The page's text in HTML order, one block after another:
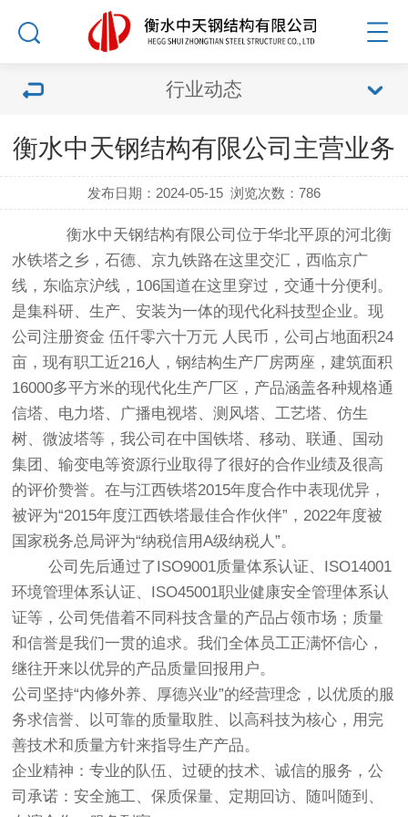
行业动态
衡水中天钢结构有限公司主营业务
发布日期：2024-05-15 浏览次数：786
衡水中天钢结构有限公司位于华北平原的河北衡
水铁塔之乡，石德、京九铁路在这里交汇，西临京广
线，东临京沪线，106国道在这里穿过，交通十分便利。
是集科研、生产、安装为一体的现代化科技型企业。现
公司注册资金 伍仟零六十万元 人民币，公司占地面积24
亩，现有职工近216人，钢结构生产厂房两座，建筑面积
16000多平方米的现代化生产厂区，产品涵盖各种规格通
信塔、电力塔、广播电视塔、测风塔、工艺塔、仿生
树、微波塔等，我公司在中国铁塔、移动、联通、国动
集团、输变电等资源行业取得了很好的合作业绩及很高
的评价赞誉。在与江西铁塔2015年度合作中表现优异，
被评为“2015年度江西铁塔最佳合作伙伴”，2022年度被
国家税务总局评为“纳税信用A级纳税人”。
公司先后通过了ISO9001质量体系认证、ISO14001
环境管理体系认证、ISO45001职业健康安全管理体系认
证等，公司凭借着不同科技含量的产品占领市场；质量
和信誉是我们一贯的追求。我们全体员工正满怀信心，
继往开来以优异的产品质量回报用户。
公司坚持“内修外养、厚德兴业”的经营理念，以优质的服
务求信誉、以可靠的质量取胜、以高科技为核心，用完
善技术和质量方针来指导生产产品。
企业精神：专业的队伍、过硬的技术、诚信的服务，公
司承诺：安全施工、保质保量、定期回访、随叫随到、